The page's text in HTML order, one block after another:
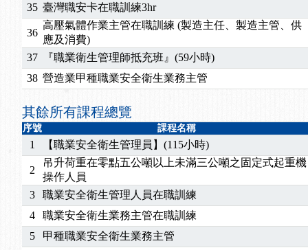
35 臺灣職安卡在職訓練3hr
36
高壓氣體作業主管在職訓練 (製造主任、製造主管、供
應及消費)
37
『職業衛生管理師抵充班』(59小時)
38 營造業甲種職業安全衛生業務主管
其餘所有課程總覽
序號 課程名稱
1 【職業安全衛生管理員】(115小時)
2
吊升荷重在零點五公噸以上未滿三公噸之固定式起重機
操作人員
3
職業安全衛生管理人員在職訓練
4
職業安全衛生業務主管在職訓練
5
甲種職業安全衛生業務主管